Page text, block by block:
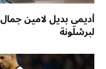
أديمي بديل لامين
لبرشلونة